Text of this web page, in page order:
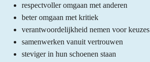
respectvoller omgaan met anderen
beter omgaan met kritiek
verantwoordelijkheid nemen voor keuzes
samenwerken vanuit vertrouwen
steviger in hun schoenen staan